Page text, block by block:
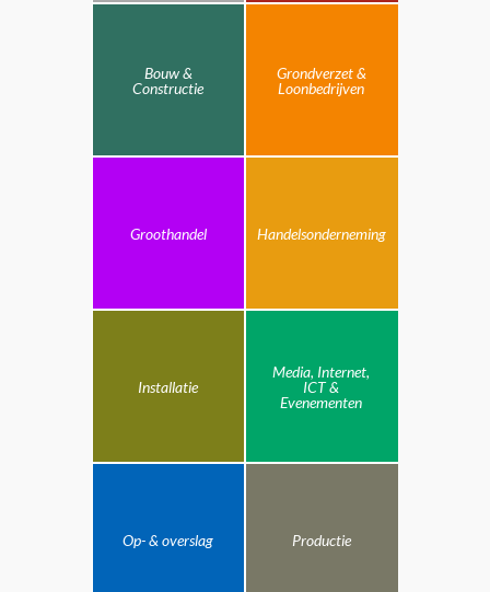
Bouw &
Constructie
Grondverzet &
Loonbedrijven
Groothandel Handelsonderneming
Installatie
Media, Internet,
ICT &
Evenementen
Op- & overslag Productie